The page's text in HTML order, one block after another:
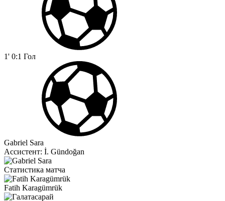
1' 0:1 Гол
Gabriel Sara
Ассистент: İ. Gündoğan
Статистика матча
Fatih Karagümrük